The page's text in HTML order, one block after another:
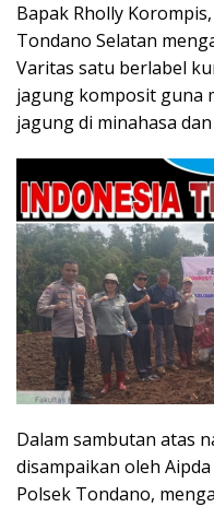
Bapak Rholly
Tondano Selatan
Varitas satu berlabel
jagung komposit guna
jagung di minahasa
Dalam sambutan atas
disampaikan oleh
Polsek Tondano,